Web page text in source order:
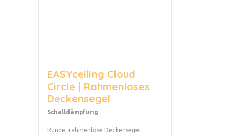
EASYceiling Cloud
Circle | Rahmenloses
Deckensegel
Schalldämpfung
Runde, rahmenlose Deckensegel